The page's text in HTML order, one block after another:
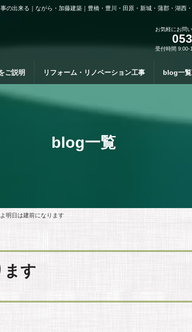
の出来る｜ながら・加藤建築｜豊橋・豊川・田原・新城・蒲郡・湖西
お気軽にお問
受付時間 9:00-
ご説明 リフォーム・リノベーション工事 blog一覧
blog一覧
明日は建前になります
ます